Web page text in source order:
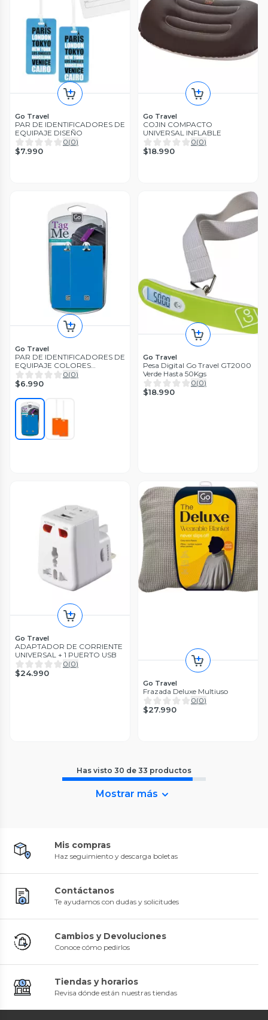
Go Travel
PAR DE IDENTIFICADORES DE
EQUIPAJE DISEÑO
0(0)
$7.990
Go Travel
COJIN COMPACTO
UNIVERSAL INFLABLE
0(0)
$18.990
Go Travel
PAR DE IDENTIFICADORES DE
EQUIPAJE COLORES
BRILLANTES 0(0)
$6.990
Go Travel
Pesa Digital Go Travel GT2000
Verde Hasta 50Kgs
0(0)
$18.990
Go Travel
ADAPTADOR DE CORRIENTE
UNIVERSAL + 1 PUERTO USB
0(0)
$24.990
Go Travel
Frazada Deluxe Multiuso
0(0)
$27.990
Has visto 30 de 33 productos
Mostrar más
Mis compras
Haz seguimiento y descarga boletas
Contáctanos
Te ayudamos con dudas y solicitudes
Cambios y Devoluciones
Conoce cómo pedirlos
Tiendas y horarios
Revisa dónde están nuestras tiendas